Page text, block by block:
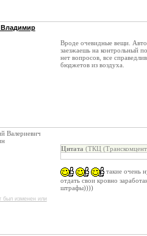
Вроде очевидные вещи.
заезжаешь на контрольный
нет вопросов, все
бюджетов из воздуха.
Валериевич
был изменен или
Цитата (ТКЦ
такие очень
отдать свои кровно
штрафы))))